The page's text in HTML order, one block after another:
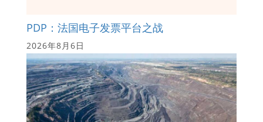
PDP：法国电子发票平台之战
2026年8月6日